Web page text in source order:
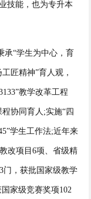
技能，也为专升本
承“学生为中心，育
匠精神”育人观，
教学改革工程
协同育人;实施“四
学生工作法;近年来
改项目6项、省级精
门，获批国家级教学
家级竞赛奖项102